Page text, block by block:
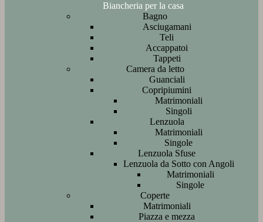
Biancheria per la casa
Bagno
Asciugamani
Teli
Accappatoi
Tappeti
Camera da letto
Guanciali
Copripiumini
Matrimoniali
Singoli
Lenzuola
Matrimoniali
Singole
Lenzuola Sfuse
Lenzuola da Sotto con Angoli
Matrimoniali
Singole
Coperte
Matrimoniali
Piazza e mezza